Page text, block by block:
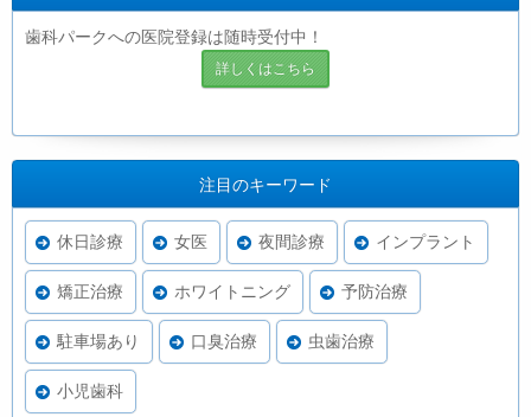
歯科パークへの医院登録は随時受付中！
詳しくはこちら
注目のキーワード
休日診療 女医 夜間診療 インプラント
矯正治療 ホワイトニング 予防治療
駐車場あり 口臭治療 虫歯治療
小児歯科